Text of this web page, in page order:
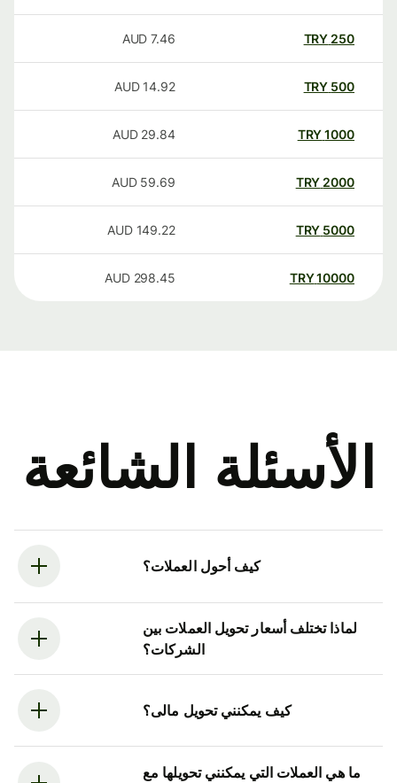
250
TRY
7.46
AUD
500
TRY
14.92
AUD
1000
TRY
29.84
AUD
2000
TRY
59.69
AUD
5000
TRY
149.22
AUD
10000
TRY
298.45
AUD
الأسئلة الشائعة
كيف أحول العملات؟
لماذا تختلف أسعار تحويل العملات بين
الشركات؟
كيف يمكنني تحويل مالى؟
ما هي العملات التي يمكنني تحويلها مع